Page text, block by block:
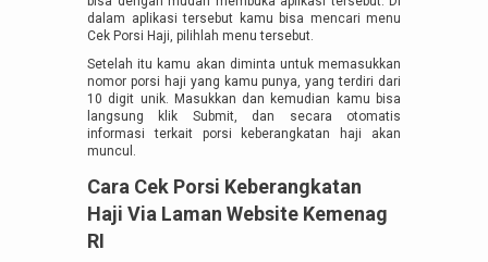
dalam aplikasi tersebut kamu bisa mencari menu
Cek Porsi Haji, pilihlah menu tersebut.
Setelah itu kamu akan diminta untuk memasukkan
nomor porsi haji yang kamu punya, yang terdiri dari
10 digit unik. Masukkan dan kemudian kamu bisa
langsung klik Submit, dan secara otomatis
informasi terkait porsi keberangkatan haji akan
muncul.
Cara Cek Porsi Keberangkatan
Haji Via Laman Website Kemenag
RI